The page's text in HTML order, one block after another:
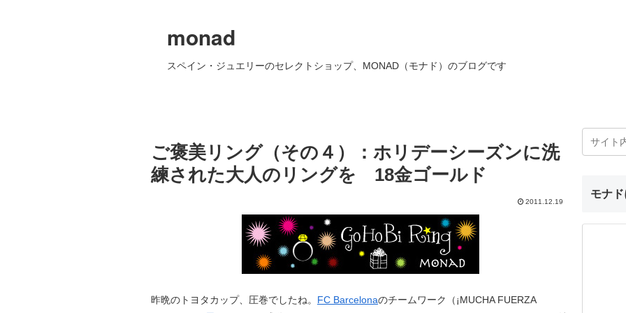
monad
スペイン・ジュエリーのセレクトショップ、MONAD（モナド）のブログです
ご褒美リング（その４）：ホリデーシーズンに洗
練された大人のリングを 18金ゴールド
2011.12.19
昨晩のトヨタカップ、圧巻でしたね。 FC Barcelonaのチームワーク（¡MUCHA FUERZA
モナ